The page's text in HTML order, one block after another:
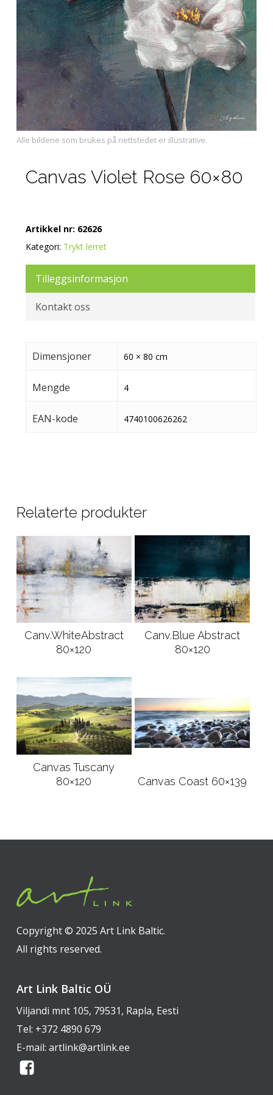
Alle bildene som brukes på nettstedet er illustrative.
Canvas Violet Rose 60×80
Artikkel nr: 62626
Kategori: Trykt lerret
Tilleggsinformasjon
Kontakt oss
Dimensjoner 60 × 80 cm
Mengde 4
EAN-kode 4740100626262
Relaterte produkter
Les mer
Canv.WhiteAbstract
80×120
Les mer
Canv.Blue Abstract
80×120
Les mer
Canvas Tuscany
80×120
Les mer
Canvas Coast 60×139
Copyright © 2025 Art Link Baltic.
All rights reserved.
Art Link Baltic OÜ
Viljandi mnt 105, 79531, Rapla, Eesti
Tel: +372 4890 679
E-mail: artlink@artlink.ee